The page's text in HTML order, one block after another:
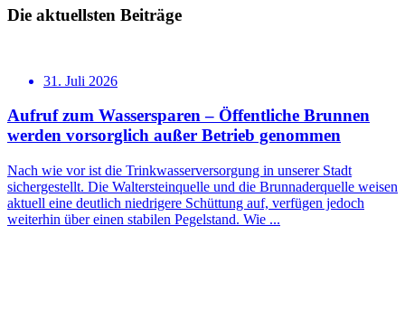
Die aktuellsten Beiträge
31. Juli 2026
Aufruf zum Wassersparen – Öffentliche Brunnen
werden vorsorglich außer Betrieb genommen
Nach wie vor ist die Trinkwasserversorgung in unserer Stadt
sichergestellt. Die Waltersteinquelle und die Brunnaderquelle weisen
aktuell eine deutlich niedrigere Schüttung auf, verfügen jedoch
weiterhin über einen stabilen Pegelstand. Wie ...